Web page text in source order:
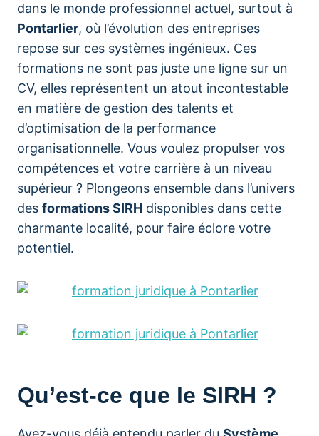
dans le monde professionnel actuel, surtout à
Pontarlier, où l’évolution des entreprises
repose sur ces systèmes ingénieux. Ces
formations ne sont pas juste une ligne sur un
CV, elles représentent un atout incontestable
en matière de gestion des talents et
d’optimisation de la performance
organisationnelle. Vous voulez propulser vos
compétences et votre carrière à un niveau
supérieur ? Plongeons ensemble dans l’univers
des formations SIRH disponibles dans cette
charmante localité, pour faire éclore votre
potentiel.
Qu’est-ce que le SIRH ?